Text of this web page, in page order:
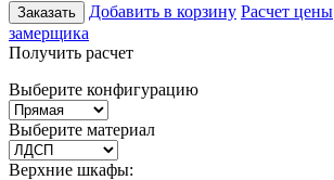
Заказать Добавить в корзину Расчет цены
замерщика
Получить расчет
Выберите конфигурацию
Выберите материал
Верхние шкафы: